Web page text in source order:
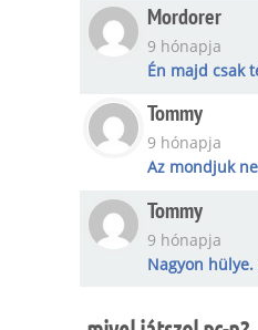
Mordorer
9 hónapja
Én majd csak
Tommy
9 hónapja
Az mondjuk
Tommy
9 hónapja
Nagyon hülye.